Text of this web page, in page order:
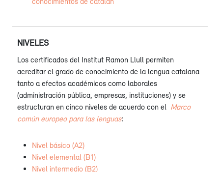
NIVELES
Los certificados del Institut Ramon Llull permiten
acreditar el grado de conocimiento de la lengua catalana
tanto a efectos académicos como laborales
(administración pública, empresas, instituciones) y se
estructuran en cinco niveles de acuerdo con el Marco
común europeo para las lenguas:
Nivel básico (A2)
Nivel elemental (B1)
Nivel intermedio (B2)